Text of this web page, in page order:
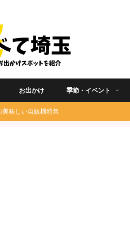
お出かけ 季節・イベント
美味しい自販機特集